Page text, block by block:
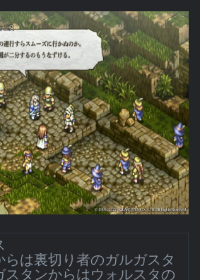
らは裏切り者のガルガスタ
スタンからはウォルスタの